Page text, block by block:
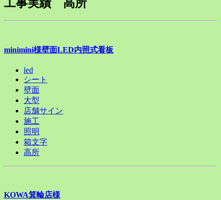
工事実績 高所
minimini様壁面LED内照式看板
led
シート
壁面
大型
店舗サイン
施工
照明
箱文字
高所
KOWA箕輪店様